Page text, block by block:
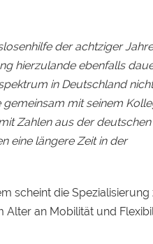
der achtziger Jahre
hierzulande ebenfalls
in Deutschland
gemeinsam mit seinem
Zahlen aus der deutschen
eine längere Zeit in der
scheint die Spezialisierung
Alter an Mobilität und